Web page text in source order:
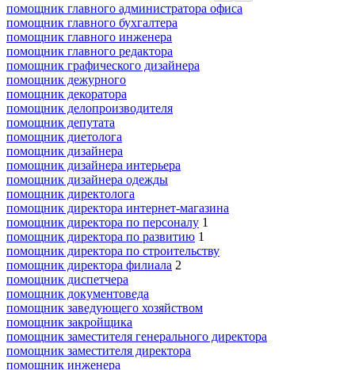
помощник главного администратора офиса
помощник главного бухгалтера
помощник главного инженера
помощник главного редактора
помощник графического дизайнера
помощник дежурного
помощник декоратора
помощник делопроизводителя
помощник депутата
помощник диетолога
помощник дизайнера
помощник дизайнера интерьера
помощник дизайнера одежды
помощник директолога
помощник директора интернет-магазина
помощник директора по персоналу 1
помощник директора по развитию 1
помощник директора по строительству
помощник директора филиала 2
помощник диспетчера
помощник документоведа
помощник заведующего хозяйством
помощник закройщика
помощник заместителя генерального директора
помощник заместителя директора
помощник инженера